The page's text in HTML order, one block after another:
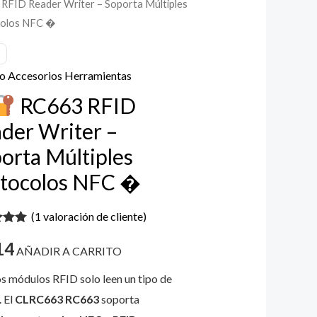
RFID Reader Writer – Soporta Múltiples
NFC �
Accesorios Herramientas
RC663 RFID
Writer –
Múltiples
NFC �
en
(1 valoración de cliente)
AÑADIR A CARRITO
módulos RFID solo leen un tipo de
El CLRC663 RC663soporta